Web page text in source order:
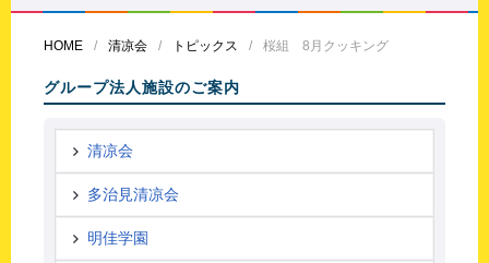
HOME 清凉会 トピックス 桜組 8月クッキング
グループ法人施設のご案内
清凉会
多治見清凉会
明佳学園